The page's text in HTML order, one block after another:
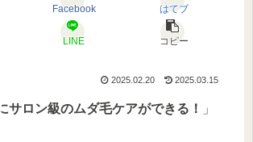
Facebook はてブ
LINE コピー
2025.02.20 2025.03.15
サロン級のムダ毛ケアができる！ 」